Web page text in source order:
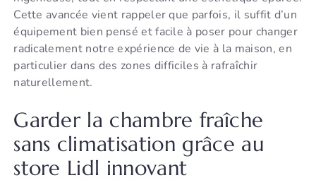
Cette avancée vient rappeler que parfois, il suffit d’un
équipement bien pensé et facile à poser pour changer
radicalement notre expérience de vie à la maison, en
particulier dans des zones difficiles à rafraîchir
naturellement.
Garder la chambre fraîche
sans climatisation grâce au
store Lidl innovant